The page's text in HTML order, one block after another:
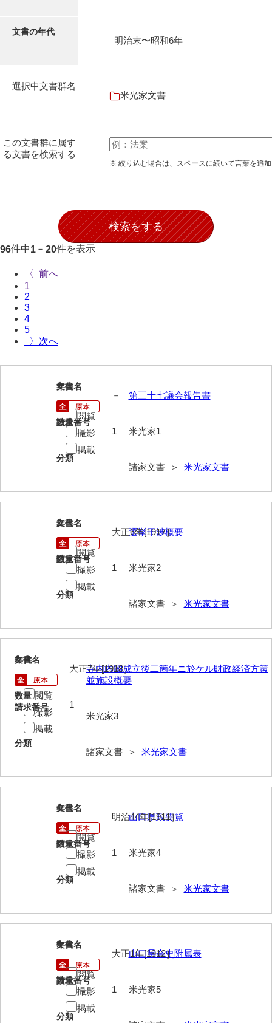
市川家文書(千葉県)
厳島神社祭礼堅田中組水上会講文書
一宝家文書
伊藤家文書（宇部市）
井上一親文書
井下家文書（埼玉県）
井原家文書
今井家文書
今川家文書
岩崎家文書（鹿野町）
岩見博幸収集史料
上田家文書（防府市）
上田家文書（横浜市）
宇多田家文書
内田家文書（豊中市）
内田伸採拓史料
馬屋原家文書
梅村明文書
浦家文書
惠本家文書
相木家文書
大田家文書
大谷家文書
文書の年代
明治末〜昭和6年
選択中文書群名
米光家文書
この文書群に属す
る文書を検索する
※ 絞り込む場合は、スペースに続いて言葉を追
96件中1 － 20件を表示
〈
1
2
3
4
5
〉
1
文書名
第三十七議会報告書
請求番号
米光家1
分類
諸家文書 ＞ 米光家文書
年代
－
数量
1
閲覧
撮影
掲載
2
文書名
選挙干渉概要
請求番号
米光家2
分類
諸家文書 ＞ 米光家文書
年代
大正6年[1917］
数量
1
閲覧
撮影
掲載
3
文書名
寺内内閣成立後二箇年ニ於ケル財政経済方策
並施設概要
請求番号
米光家3
分類
諸家文書 ＞ 米光家文書
年代
大正7年[1918］
数量
1
閲覧
撮影
掲載
4
文書名
山口県政要覧
請求番号
米光家4
分類
諸家文書 ＞ 米光家文書
年代
明治44年[1911］
数量
1
閲覧
撮影
掲載
5
文書名
山口県会史附属表
請求番号
米光家5
分類
年代
大正1年[1912］
数量
1
閲覧
撮影
掲載